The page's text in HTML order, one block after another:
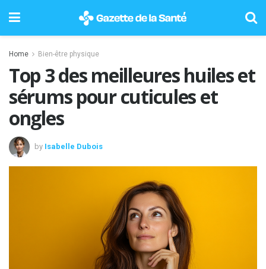
Home Bien-être physique
Top 3 des meilleures huiles et
sérums pour cuticules et
ongles
by Isabelle Dubois